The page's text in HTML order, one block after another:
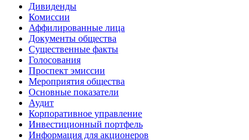
Дивиденды
Комиссии
Аффилированные лица
Документы общества
Существенные факты
Голосования
Проспект эмиссии
Мероприятия общества
Основные показатели
Аудит
Корпоративное управление
Инвестиционный портфель
Информация для акционеров